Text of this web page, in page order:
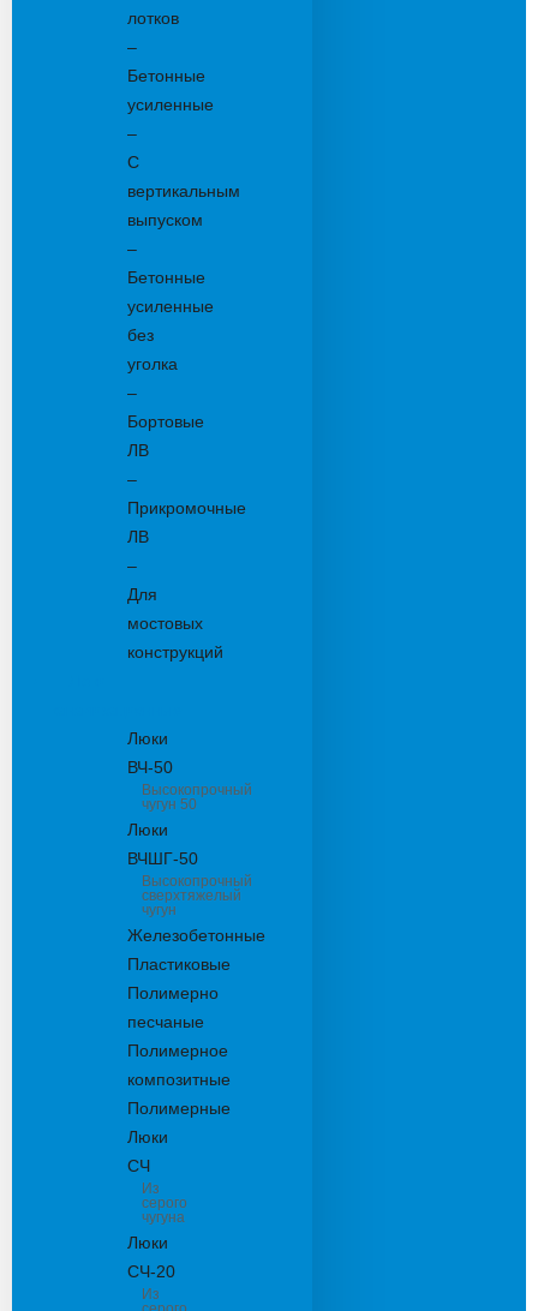
лотков
–
Бетонные
усиленные
–
С
вертикальным
выпуском
–
Бетонные
усиленные
без
уголка
–
Бортовые
ЛВ
–
Прикромочные
ЛВ
–
Для
мостовых
конструкций
Люки
ВЧ-50
Высокопрочный
чугун 50
Люки
ВЧШГ-50
Высокопрочный
сверхтяжелый
чугун
Железобетонные
Пластиковые
Полимерно
песчаные
Полимерное
композитные
Полимерные
Люки
СЧ
Из
серого
чугуна
Люки
СЧ-20
Из